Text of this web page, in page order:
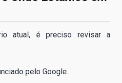
atual, é preciso revisar a
pelo Google.